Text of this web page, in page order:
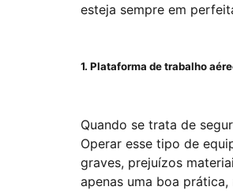
esteja sempre em
1. Plataforma de trabalho
Quando se trata de
Operar esse tipo de
graves, prejuízos
apenas uma boa